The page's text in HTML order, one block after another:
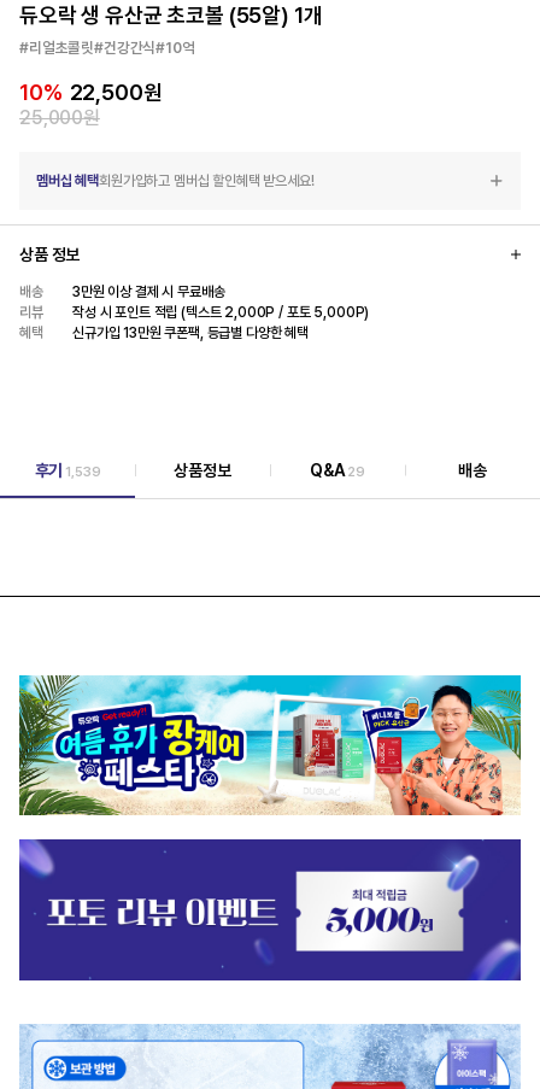
듀오락 생 유산균 초코볼 (55알) 1개
#리얼초콜릿#건강간식#10억
10% 22,500원
25,000원
멤버십 혜택회원가입하고 멤버십 할인혜택 받으세요!
상품 정보
배송
3만원 이상 결제 시 무료배송
리뷰
작성 시 포인트 적립 (텍스트 2,000P / 포토 5,000P)
혜택
신규가입 13만원 쿠폰팩, 등급별 다양한 혜택
후기 1,539 상품정보 Q&A29 배송